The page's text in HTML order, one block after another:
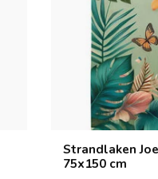
Strandlaken
75x150 cm